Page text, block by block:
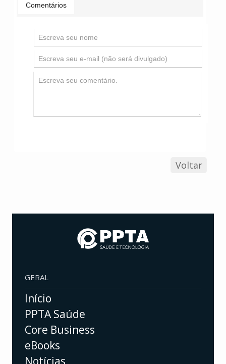
Comentários
Voltar
GERAL
Início
PPTA Saúde
Core Business
eBooks
Notícias